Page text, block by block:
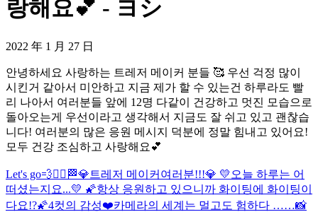
랑해요💕 - ヨシ
2022 年 1 月 27 日
안녕하세요 사랑하는 트레저 메이커 분들 🥰 우선 걱정 많이
시킨거 같아서 미안하고 지금 제가 할 수 있는건 하루라도 빨
리 나아서 여러분들 앞에 12명 다같이 건강하고 멋진 모습으로
돌아오는게 우선이라고 생각해서 지금도 잘 쉬고 있고 괜찮습
니다! 여러분의 많은 응원 메시지 덕분에 정말 힘내고 있어요!
모두 건강 조심하고 사랑해요💕
Let's go💨❤️‍🔥🏁💎트레저 메이커여러분!!!💎 💛오늘 하루는 어
떠셨는지요...💛 🌠항상 응원하고 있으니까 화이팅에 화이팅이
다요!?🌠4컷의 감성❤️카메라의 세계는 멀고도 험하다 ……📸